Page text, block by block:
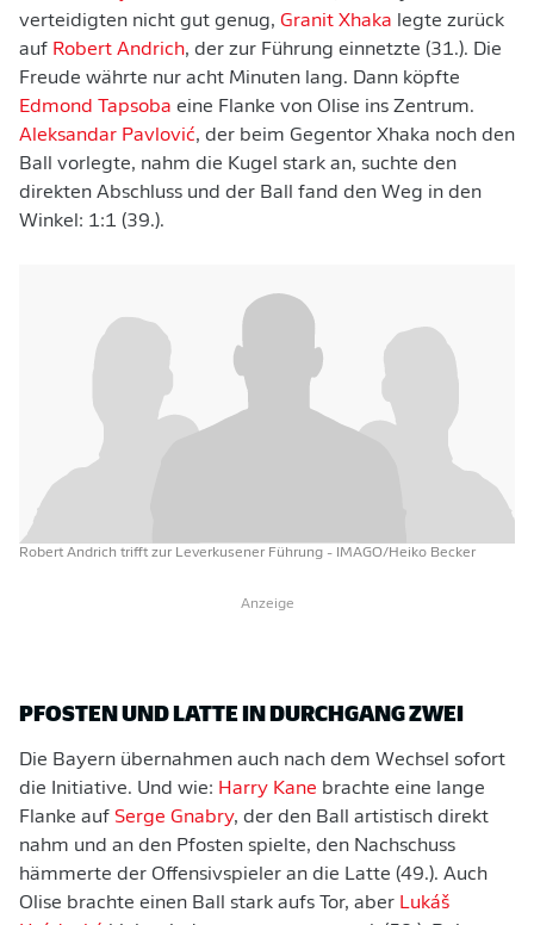
verteidigten nicht gut genug, Granit Xhaka legte zurück
auf Robert Andrich, der zur Führung einnetzte (31.). Die
Freude währte nur acht Minuten lang. Dann köpfte
Edmond Tapsoba eine Flanke von Olise ins Zentrum.
Aleksandar Pavlović, der beim Gegentor Xhaka noch den
Ball vorlegte, nahm die Kugel stark an, suchte den
direkten Abschluss und der Ball fand den Weg in den
Winkel: 1:1 (39.).
Robert Andrich trifft zur Leverkusener Führung - IMAGO/Heiko Becker
Anzeige
PFOSTEN UND LATTE IN DURCHGANG ZWEI
Die Bayern übernahmen auch nach dem Wechsel sofort
die Initiative. Und wie: Harry Kane brachte eine lange
Flanke auf Serge Gnabry, der den Ball artistisch direkt
nahm und an den Pfosten spielte, den Nachschuss
hämmerte der Offensivspieler an die Latte (49.). Auch
Olise brachte einen Ball stark aufs Tor, aber Lukáš